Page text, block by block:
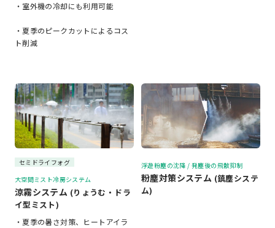
・室外機の冷却にも利用可能
・夏季のピークカットによるコス
ト削減
セミドライフォグ
大空間ミスト冷房システム
涼霧システム (りょうむ・ドラ
イ型ミスト)
・夏季の暑さ対策、ヒートアイラ
浮遊粉塵の沈降 / 発塵後の飛散抑制
粉塵対策システム (鎮塵システ
ム)